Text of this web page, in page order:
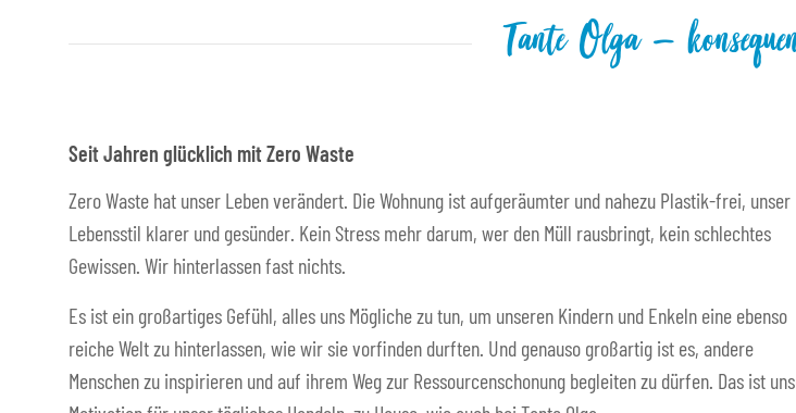
Tante Olga –
Seit Jahren glücklich mit Zero Waste
Zero Waste hat unser Leben verändert. Die Wohnung ist aufgeräumter und nahezu Plastik-frei, unser
Lebensstil klarer und gesünder. Kein Stress mehr darum, wer den Müll rausbringt, kein schlechtes
Gewissen. Wir hinterlassen fast nichts.
Es ist ein großartiges Gefühl, alles uns Mögliche zu tun, um unseren Kindern und Enkeln eine ebenso
reiche Welt zu hinterlassen, wie wir sie vorfinden durften. Und genauso großartig ist es, andere
Menschen zu inspirieren und auf ihrem Weg zur Ressourcenschonung begleiten zu dürfen. Das ist